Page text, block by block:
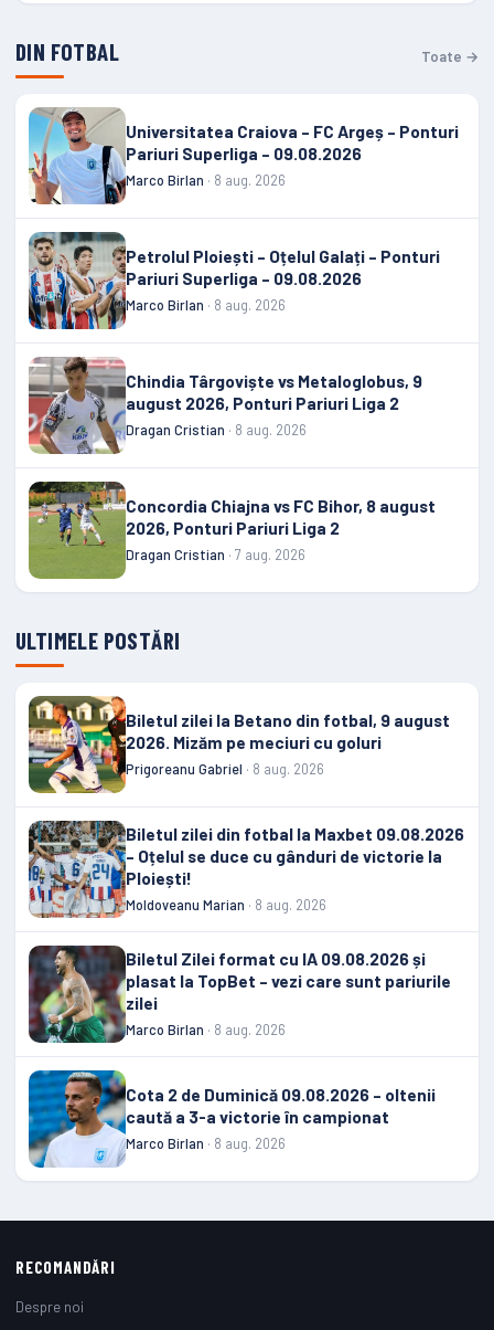
DIN FOTBAL Toate →
Universitatea Craiova – FC Argeș – Ponturi
Pariuri Superliga – 09.08.2026
Marco Birlan · 8 aug. 2026
Petrolul Ploiești – Oțelul Galați – Ponturi
Pariuri Superliga – 09.08.2026
Marco Birlan · 8 aug. 2026
Chindia Târgoviște vs Metaloglobus, 9
august 2026, Ponturi Pariuri Liga 2
Dragan Cristian · 8 aug. 2026
Concordia Chiajna vs FC Bihor, 8 august
2026, Ponturi Pariuri Liga 2
Dragan Cristian · 7 aug. 2026
ULTIMELE POSTĂRI
Biletul zilei la Betano din fotbal, 9 august
2026. Mizăm pe meciuri cu goluri
Prigoreanu Gabriel · 8 aug. 2026
Biletul zilei din fotbal la Maxbet 09.08.2026
– Oțelul se duce cu gânduri de victorie la
Ploiești!
Moldoveanu Marian · 8 aug. 2026
Biletul Zilei format cu IA 09.08.2026 și
plasat la TopBet – vezi care sunt pariurile
zilei
Marco Birlan · 8 aug. 2026
Cota 2 de Duminică 09.08.2026 – oltenii
caută a 3-a victorie în campionat
Marco Birlan · 8 aug. 2026
RECOMANDĂRI
Despre noi